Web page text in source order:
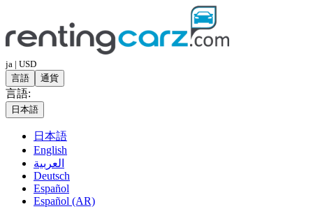
ja | USD
言語
通貨
言語:
日本語
日本語
English
العربية
Deutsch
Español
Español (AR)